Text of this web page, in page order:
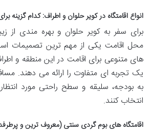
انواع اقامتگاه در کویر حلوان و اطراف: کدام
برای سفر به کویر حلوان و بهره مندی از
محل اقامت یکی از مهم ترین تصمیمات
های متنوعی برای اقامت در این منطقه و
یک تجربه ای متفاوت را ارائه می دهند.
به بودجه، سلیقه و سطح راحتی مورد
انتخاب کنند.
اقامتگاه های بوم گردی سنتی (معروف ترین و